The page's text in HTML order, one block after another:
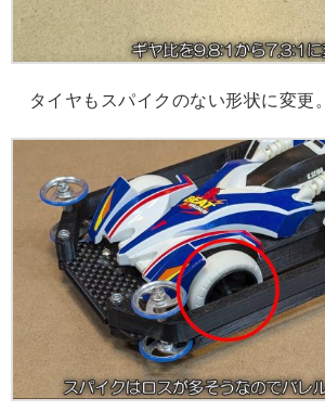
タイヤもスパイクのない形状に変更。